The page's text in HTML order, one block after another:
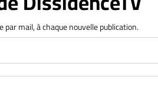
par mail, à chaque nouvelle publication.